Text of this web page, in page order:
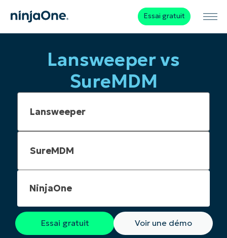
Essai gratuit
Lansweeper vs
SureMDM
NinjaOne
Essai gratuit Voir une démo